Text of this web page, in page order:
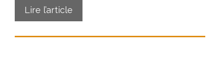
Lire l’article